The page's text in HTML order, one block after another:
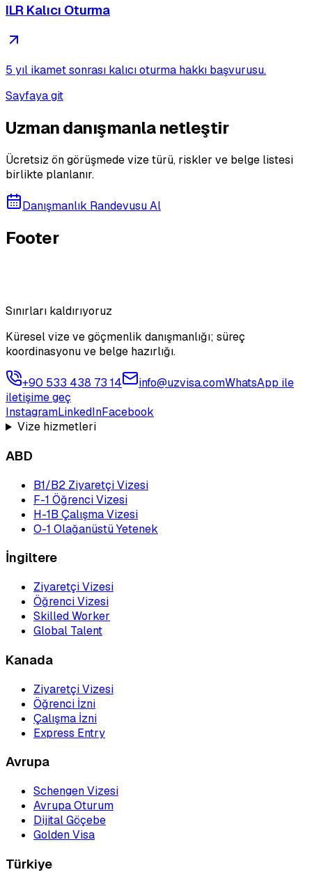
ILR Kalıcı Oturma
5 yıl ikamet sonrası kalıcı oturma hakkı başvurusu.
Sayfaya git
Uzman danışmanla netleştir
Ücretsiz ön görüşmede vize türü, riskler ve belge listesi
birlikte planlanır.
Danışmanlık Randevusu Al
Footer
Sınırları kaldırıyoruz
Küresel vize ve göçmenlik danışmanlığı; süreç
koordinasyonu ve belge hazırlığı.
+90 533 438 73 14 info@uzvisa.comWhatsApp ile
iletişime geç
InstagramLinkedInFacebook
Vize hizmetleri
ABD
B1/B2 Ziyaretçi Vizesi
F-1 Öğrenci Vizesi
H-1B Çalışma Vizesi
O-1 Olağanüstü Yetenek
İngiltere
Ziyaretçi Vizesi
Öğrenci Vizesi
Skilled Worker
Global Talent
Kanada
Ziyaretçi Vizesi
Öğrenci İzni
Çalışma İzni
Express Entry
Avrupa
Schengen Vizesi
Avrupa Oturum
Dijital Göçebe
Golden Visa
Türkiye